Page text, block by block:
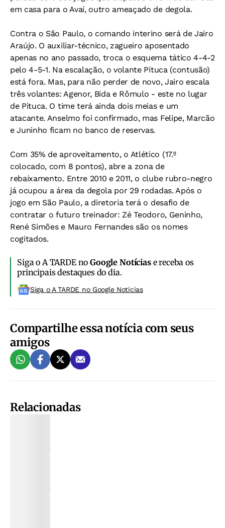
em casa para o Avaí, outro ameaçado de degola.
Contra o São Paulo, o comando interino será de Jairo
Araújo. O auxiliar-técnico, zagueiro aposentado
apenas no ano passado, troca o esquema tático 4-4-2
pelo 4-5-1. Na escalação, o volante Pituca (contusão)
está fora. Mas, para não perder de novo, Jairo escala
três volantes: Agenor, Bida e Rômulo - este no lugar
de Pituca. O time terá ainda dois meias e um
atacante. Anselmo foi confirmado, mas Felipe, Marcão
e Juninho ficam no banco de reservas.
Com 35% de aproveitamento, o Atlético (17.º
colocado, com 8 pontos), abre a zona de
rebaixamento. Entre 2010 e 2011, o clube rubro-negro
já ocupou a área da degola por 29 rodadas. Após o
jogo em São Paulo, a diretoria terá o desafio de
contratar o futuro treinador: Zé Teodoro, Geninho,
René Simões e Mauro Fernandes são os nomes
cogitados.
Siga o A TARDE noGoogle Notíciase receba os
principais destaques do dia.
Siga o A TARDE no Google Noticias
Compartilhe essa notícia com seus
amigos
Relacionadas